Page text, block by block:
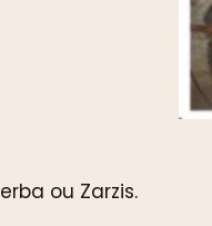
ou Zarzis.